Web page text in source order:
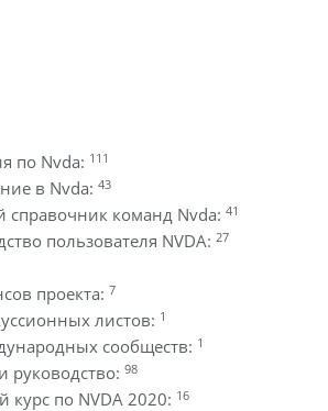
по Nvda: 111
в Nvda: 43
справочник команд Nvda: 41
пользователя NVDA: 27
проекта: 7
листов: 1
сообществ: 1
руководство: 98
курс по NVDA 2020: 16